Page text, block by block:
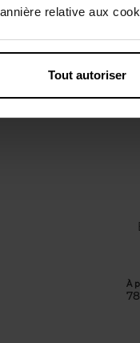
relative aux
Tout autoriser
À